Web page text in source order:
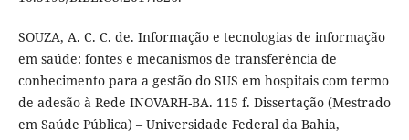
SOUZA, A. C. C. de. Informação e tecnologias de informação
em saúde: fontes e mecanismos de transferência de
conhecimento para a gestão do SUS em hospitais com termo
de adesão à Rede INOVARH-BA. 115 f. Dissertação (Mestrado
em Saúde Pública) – Universidade Federal da Bahia,